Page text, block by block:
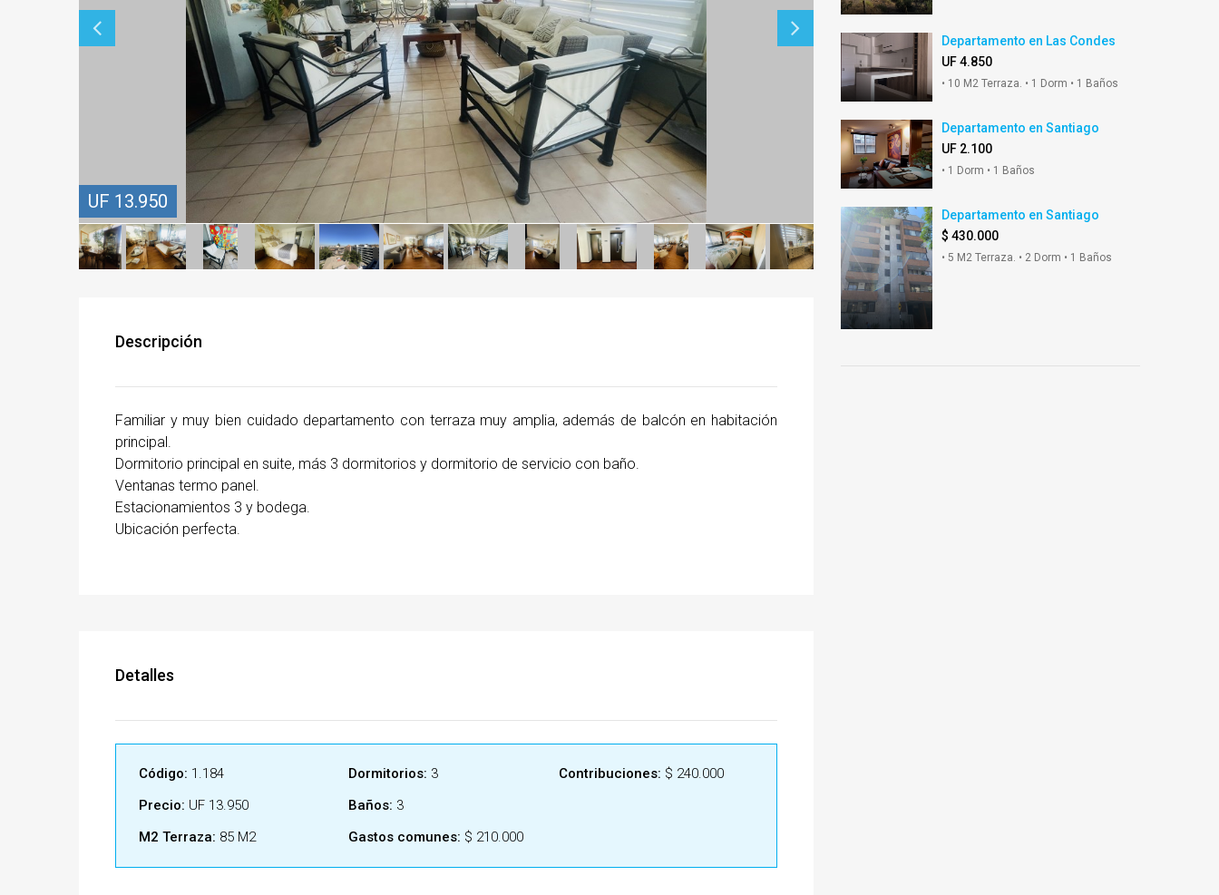
UF 13.950
Descripción
Familiar y muy bien cuidado departamento con terraza muy amplia, además de balcón en habitación
principal.
Dormitorio principal en suite, más 3 dormitorios y dormitorio de servicio con baño.
Ventanas termo panel.
Estacionamientos 3 y bodega.
Ubicación perfecta.
Detalles
Código: 1.184
Precio: UF 13.950
M2 Terraza: 85 M2
Dormitorios: 3
Baños: 3
Gastos comunes: $ 210.000
Contribuciones: $ 240.000
Departamento en Las Condes
UF 4.850
• 10 M2 Terraza. • 1 Dorm • 1 Baños
Departamento en Santiago
UF 2.100
• 1 Dorm • 1 Baños
Departamento en Santiago
$ 430.000
• 5 M2 Terraza. • 2 Dorm • 1 Baños